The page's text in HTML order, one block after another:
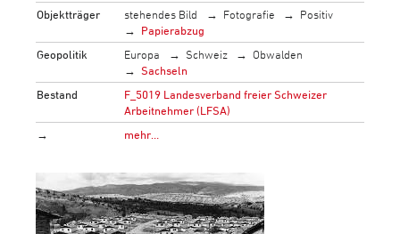
Objektträger
stehendes Bild Fotografie
Positiv
Papierabzug
Geopolitik
Europa Schweiz
Obwalden
Sachseln
Bestand
F_5019 Landesverband freier Schweizer
Arbeitnehmer (LFSA)
→
mehr…